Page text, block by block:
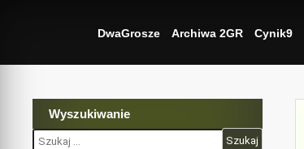
DwaGrosze Archiwa 2GR Cynik9
Wyszukiwanie
Szukaj: